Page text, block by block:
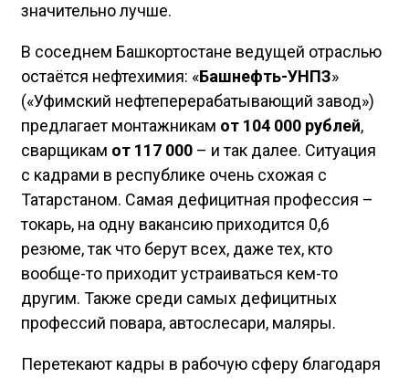
значительно лучше.
В соседнем Башкортостане ведущей отраслью
остаётся нефтехимия: «Башнефть-УНПЗ»
(«Уфимский нефтеперерабатывающий завод»)
предлагает монтажникам от 104 000 рублей,
сварщикам от 117 000 – и так далее. Ситуация
с кадрами в республике очень схожая с
Татарстаном. Самая дефицитная профессия –
токарь, на одну вакансию приходится 0,6
резюме, так что берут всех, даже тех, кто
вообще-то приходит устраиваться кем-то
другим. Также среди самых дефицитных
профессий повара, автослесари, маляры.
Перетекают кадры в рабочую сферу благодаря